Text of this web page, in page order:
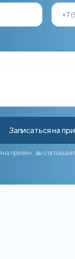
Записаться на
на прием», вы